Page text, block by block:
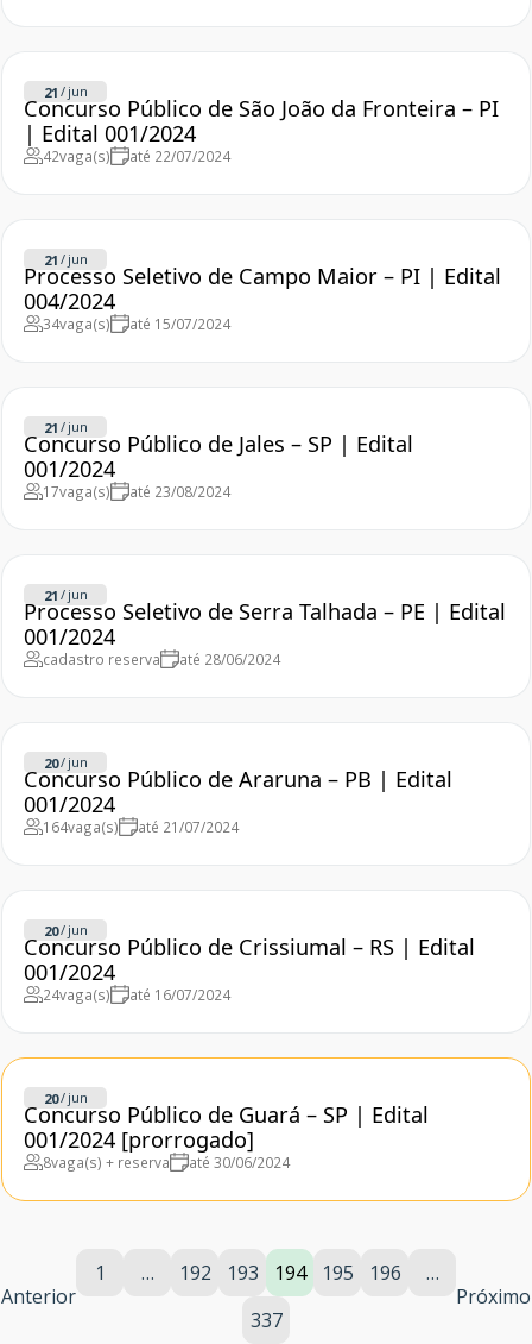
21 / jun
Concurso Público de São João da Fronteira – PI
| Edital 001/2024
42vaga(s) até 22/07/2024
21 / jun
Processo Seletivo de Campo Maior – PI | Edital
004/2024
34vaga(s) até 15/07/2024
21 / jun
Concurso Público de Jales – SP | Edital
001/2024
17vaga(s) até 23/08/2024
21 / jun
Processo Seletivo de Serra Talhada – PE | Edital
001/2024
cadastro reserva até 28/06/2024
20/ jun
Concurso Público de Araruna – PB | Edital
001/2024
164vaga(s) até 21/07/2024
20/ jun
Concurso Público de Crissiumal – RS | Edital
001/2024
24vaga(s) até 16/07/2024
20/ jun
Concurso Público de Guará – SP | Edital
001/2024 [prorrogado]
8vaga(s) + reserva até 30/06/2024
Anterior
1 … 192 193 194 195 196
…
337
Próximo